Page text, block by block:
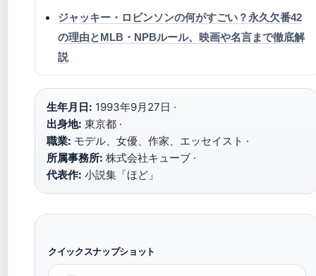
ジャッキー・ロビンソンの何がすごい？永久欠番42
の理由とMLB・NPBルール、映画や名言まで徹底解
説
生年月日: 1993年9月27日 ·
出身地: 東京都 ·
職業: モデル、女優、作家、エッセイスト ·
所属事務所: 株式会社キューブ ·
代表作: 小説集「ほど」
クイックスナップショット